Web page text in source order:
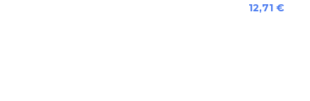
Prezzo
12,71 €